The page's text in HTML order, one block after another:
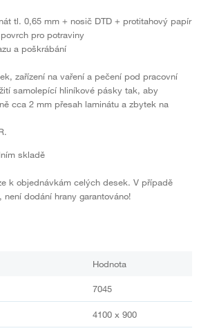
tl. 0,65 mm + nosič DTD + protitahový papír
pro potraviny
a poškrábání
zařízení na vaření a pečení pod pracovní
samolepící hliníkové pásky tak, aby
cca 2 mm přesah laminátu a zbytek na
skladě
k objednávkám celých desek. V případě
dodání hrany garantováno!
Hodnota
7045
4100 x 900